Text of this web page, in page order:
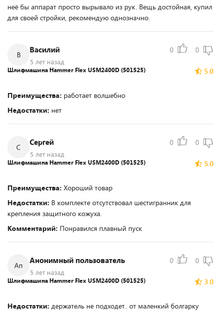
неё бы аппарат просто вырывало из рук. Вещь достойная, купил
для своей стройки, рекомендую однозначно.
В
Василий
5 лет назад
0 0
5.0
Шлифмашина Hammer Flex USM2400D (501525)
Преимущества: работает волшебно
Недостатки: нет
С
Сергей
5 лет назад
0 0
5.0
Шлифмашина Hammer Flex USM2400D (501525)
Преимущества: Хороший товар
Недостатки: В комплекте отсутствовал шестигранник для
крепления защитного кожуха.
Комментарий: Понравился плавный пуск
Ап
Анонимный пользователь
5 лет назад
0 0
3.0
Шлифмашина Hammer Flex USM2400D (501525)
Недостатки: держатель не подходет.. от маленкий болгарку